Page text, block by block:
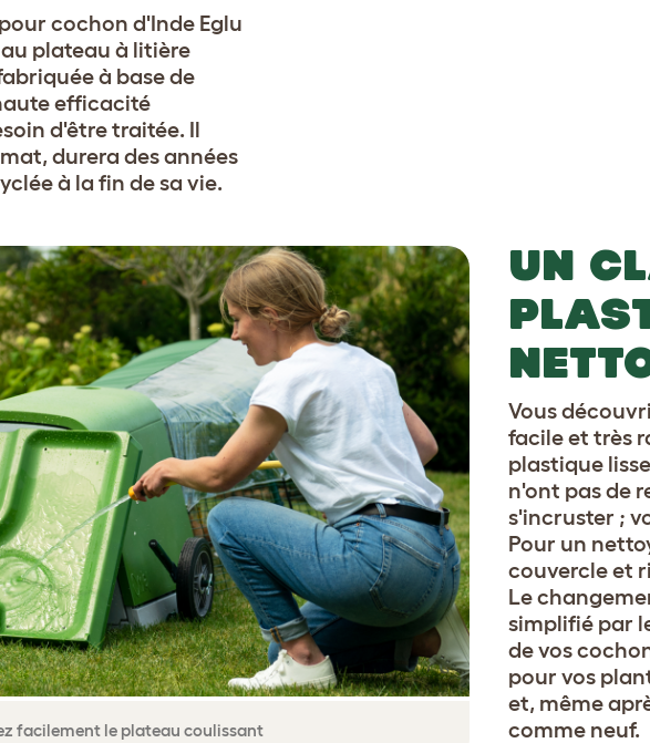
cochon d'Inde Eglu
plateau à litière
à base de
efficacité
d'être traitée. Il
durera des années
à la fin de sa vie.
facilement le plateau coulissant
UN
Vous
facile et très
plastique
n'ont pas de
s'incruster ;
Pour un
couvercle et
Le
simplifié par
de vos
pour vos
et, même
comme neuf.